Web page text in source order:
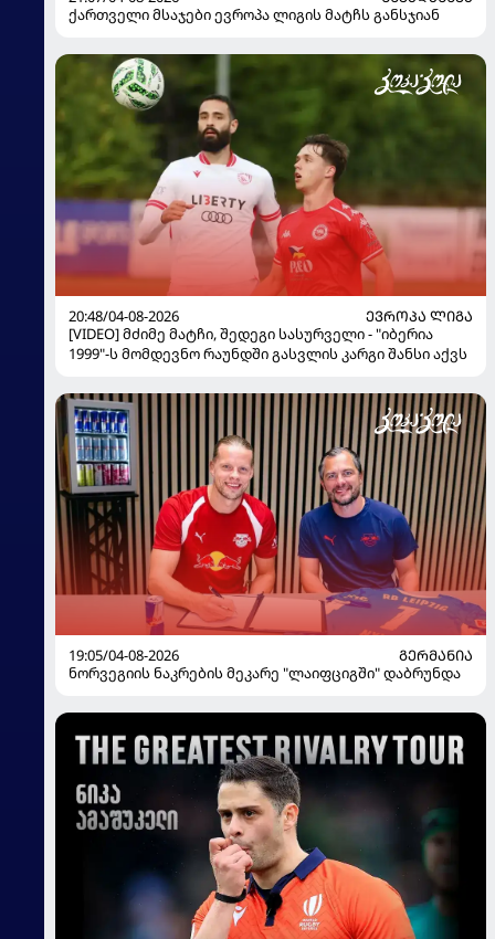
ქართველი მსაჯები ევროპა ლიგის მატჩს განსჯიან
20:48/04-08-2026
ᲔᲕᲠᲝᲞᲐ ᲚᲘᲒᲐ
[VIDEO] მძიმე მატჩი, შედეგი სასურველი - "იბერია
1999"-ს მომდევნო რაუნდში გასვლის კარგი შანსი აქვს
19:05/04-08-2026
ᲒᲔᲠᲛᲐᲜᲘᲐ
ნორვეგიის ნაკრების მეკარე "ლაიფციგში" დაბრუნდა